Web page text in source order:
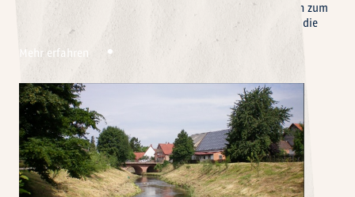
romantische Täler und beeindruckende Felsen machen ihn zum
Paradies für Wanderer und Naturliebhaber. Ideal für alle, die
Ruhe, Abenteuer und ursprüngliche Landschaften suchen.
Mehr erfahren